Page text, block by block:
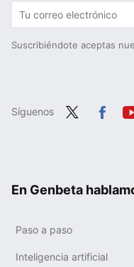
Suscribiéndote aceptas
Síguenos
En Genbeta
Paso a paso
Inteligencia artificial